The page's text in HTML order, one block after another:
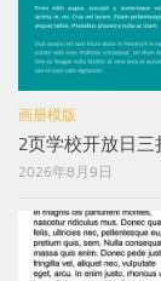
画册模版
2页学校开放日
2026年8月9日